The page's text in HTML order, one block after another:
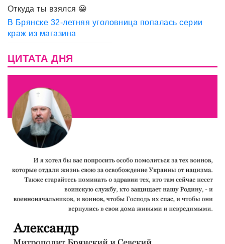
Откуда ты взялся 😀
В Брянске 32-летняя уголовница попалась серии
краж из магазина
ЦИТАТА ДНЯ